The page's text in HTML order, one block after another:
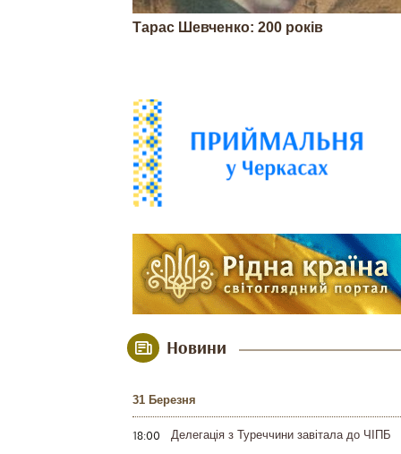
Тарас Шевченко: 200 років
Новини
31 Березня
18:00 Делегація з Туреччини завітала до ЧІПБ